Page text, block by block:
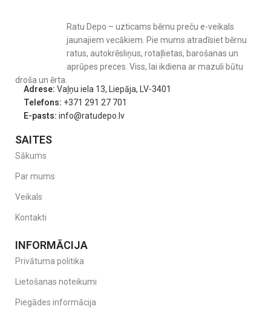
Ratu Depo – uzticams bērnu preču e-veikals
jaunajiem vecākiem. Pie mums atradīsiet bērnu
ratus, autokrēsliņus, rotaļlietas, barošanas un
aprūpes preces. Viss, lai ikdiena ar mazuli būtu
droša un ērta.
Adrese: Vaļņu iela 13, Liepāja, LV-3401
Telefons: +371 291 27 701
E-pasts: info@ratudepo.lv
SAITES
Sākums
Par mums
Veikals
Kontakti
INFORMĀCIJA
Privātuma politika
Lietošanas noteikumi
Piegādes informācija